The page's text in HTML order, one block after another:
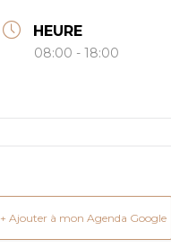
HEURE
08:00 - 18:00
+ Ajouter à mon Agenda Google